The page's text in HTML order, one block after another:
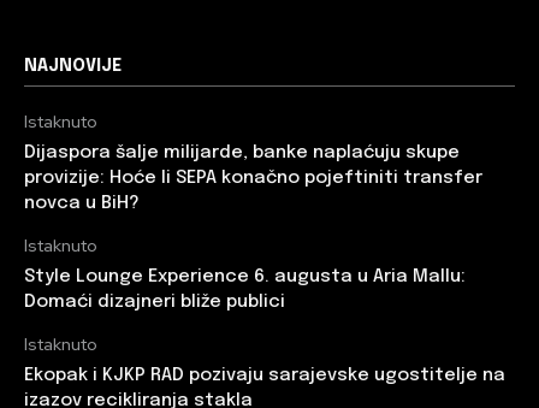
NAJNOVIJE
Istaknuto
Dijaspora šalje milijarde, banke naplaćuju skupe
provizije: Hoće li SEPA konačno pojeftiniti transfer
novca u BiH?
Istaknuto
Style Lounge Experience 6. augusta u Aria Mallu:
Domaći dizajneri bliže publici
Istaknuto
Ekopak i KJKP RAD pozivaju sarajevske ugostitelje na
izazov recikliranja stakla